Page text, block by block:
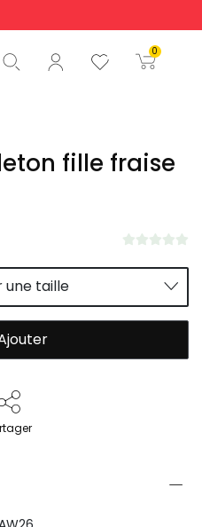
0
0,00 €
fille fraise
une taille